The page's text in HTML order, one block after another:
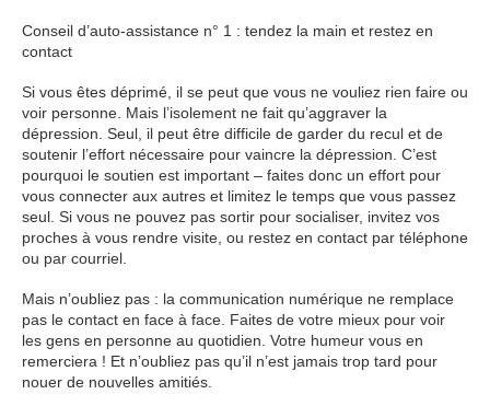
Conseil d’auto-assistance n° 1 : tendez la main et restez en
contact
Si vous êtes déprimé, il se peut que vous ne vouliez rien faire ou
voir personne. Mais l’isolement ne fait qu’aggraver la
dépression. Seul, il peut être difficile de garder du recul et de
soutenir l’effort nécessaire pour vaincre la dépression. C’est
pourquoi le soutien est important – faites donc un effort pour
vous connecter aux autres et limitez le temps que vous passez
seul. Si vous ne pouvez pas sortir pour socialiser, invitez vos
proches à vous rendre visite, ou restez en contact par téléphone
ou par courriel.
Mais n’oubliez pas : la communication numérique ne remplace
pas le contact en face à face. Faites de votre mieux pour voir
les gens en personne au quotidien. Votre humeur vous en
remerciera ! Et n’oubliez pas qu’il n’est jamais trop tard pour
nouer de nouvelles amitiés.